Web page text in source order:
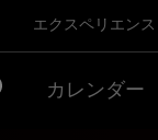
エクスペリエンス
カレンダー